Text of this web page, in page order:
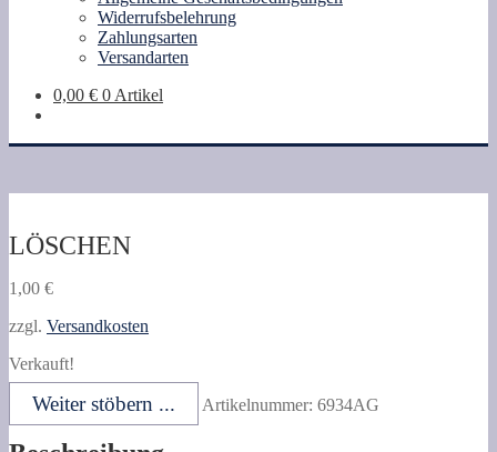
Widerrufsbelehrung
Zahlungsarten
Versandarten
0,00 € 0 Artikel
LÖSCHEN
1,00 €
zzgl. Versandkosten
Verkauft!
Weiter stöbern ... Artikelnummer: 6934AG